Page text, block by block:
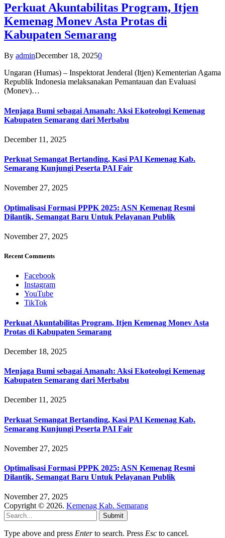
Perkuat Akuntabilitas Program, Itjen
Kemenag Monev Asta Protas di
Kabupaten Semarang
By adminDecember 18, 20250
Ungaran (Humas) – Inspektorat Jenderal (Itjen) Kementerian Agama
Republik Indonesia melaksanakan Pemantauan dan Evaluasi
(Monev)…
Menjaga Bumi sebagai Amanah: Aksi Ekoteologi Kemenag
Kabupaten Semarang dari Merbabu
December 11, 2025
Perkuat Semangat Bertanding, Kasi PAI Kemenag Kab.
Semarang Kunjungi Peserta PAI Fair
November 27, 2025
Optimalisasi Formasi PPPK 2025: ASN Kemenag Resmi
Dilantik, Semangat Baru Untuk Pelayanan Publik
November 27, 2025
Recent Comments
Facebook
Instagram
YouTube
TikTok
Perkuat Akuntabilitas Program, Itjen Kemenag Monev Asta
Protas di Kabupaten Semarang
December 18, 2025
Menjaga Bumi sebagai Amanah: Aksi Ekoteologi Kemenag
Kabupaten Semarang dari Merbabu
December 11, 2025
Perkuat Semangat Bertanding, Kasi PAI Kemenag Kab.
Semarang Kunjungi Peserta PAI Fair
November 27, 2025
Optimalisasi Formasi PPPK 2025: ASN Kemenag Resmi
Dilantik, Semangat Baru Untuk Pelayanan Publik
November 27, 2025
Copyright © 2026. Kemenag Kab. Semarang
Submit
Type above and press Enterto search. Press Esc to cancel.